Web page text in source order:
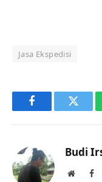
Jasa Ekspedisi
Facebook
Budi
Website